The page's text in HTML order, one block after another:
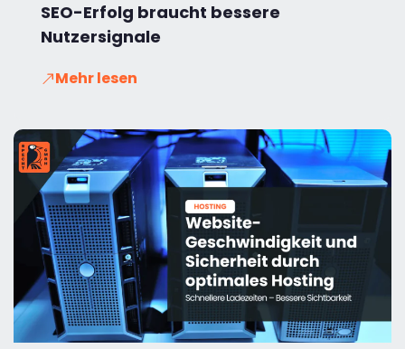
SEO-Erfolg braucht bessere
Nutzersignale
Mehr lesen